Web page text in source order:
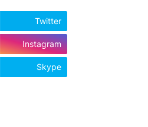
Twitter
Instagram
Skype